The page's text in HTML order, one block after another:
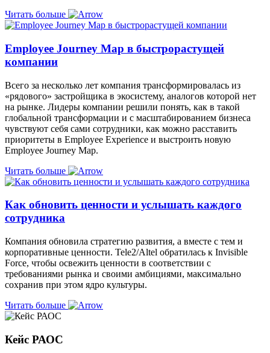
Читать больше
Employee Journey Map в быстрорастущей
компании
Всего за несколько лет компания трансформировалась из
«рядового» застройщика в экосистему, аналогов которой нет
на рынке. Лидеры компании решили понять, как в такой
глобальной трансформации и с масштабированием бизнеса
чувствуют себя сами сотрудники, как можно расставить
приоритеты в Еmployee Еxperience и выстроить новую
Employee Journey Map.
Читать больше
Как обновить ценности и услышать каждого
сотрудника
Компания обновила стратегию развития, а вместе с тем и
корпоративные ценности. Tele2/Altel обратилась к Invisible
Force, чтобы освежить ценности в соответствии с
требованиями рынка и своими амбициями, максимально
сохранив при этом ядро культуры.
Читать больше
Кейс РАОС